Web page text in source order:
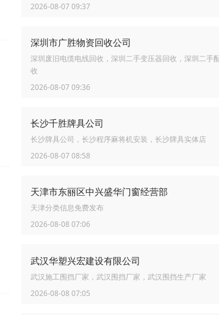
2026-08-07 09:37
深圳市广胜物资回收公司
深圳废旧电缆电线回收，深圳二手变压器回收，深圳二手
收
2026-08-07 09:36
长沙千胜牌具公司
长沙牌具公司，长沙程序麻将机安装，长沙牌具实体店
2026-08-07 08:58
天津市东丽区中兴盛华门窗经营部
天津分类信息免费发布
2026-08-08 07:06
武汉华塑兴宏建设有限公司
武汉施工围挡厂家，武汉围挡厂家，武汉围挡生产厂家
2026-08-08 07:05